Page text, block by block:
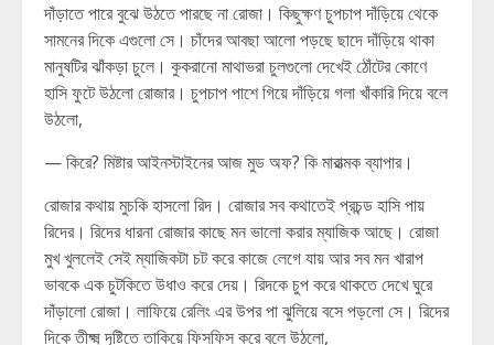
দাঁড়াতে পারে বুঝে উঠতে পারছে না রোজা। কিছুক্ষণ চুপচাপ দাঁড়িয়ে থেকে
সামনের দিকে এগুলো সে। চাঁদের আবছা আলো পড়ছে ছাদে দাঁড়িয়ে থাকা
মানুষটির ঝাঁকড়া চুলে। কুকরানো মাথাভরা চুলগুলো দেখেই ঠোঁটের কোণে
হাসি ফুটে উঠলো রোজার। চুপচাপ পাশে গিয়ে দাঁড়িয়ে গলা খাঁকারি দিয়ে বলে
উঠলো,
— কিরে? মিষ্টার আইনস্টাইনের আজ মুড অফ? কি মারাত্মক ব্যাপার।
রোজার কথায় মুচকি হাসলো রিদ। রোজার সব কথাতেই প্রচন্ড হাসি পায়
রিদের। রিদের ধারনা রোজার কাছে মন ভালো করার ম্যাজিক আছে। রোজা
মুখ খুললেই সেই ম্যাজিকটা চট করে কাজে লেগে যায় আর সব মন খারাপ
ভাবকে এক চুটকিতে উধাও করে দেয়। রিদকে চুপ করে থাকতে দেখে ঘুরে
দাঁড়ালো রোজা। লাফিয়ে রেলিং এর উপর পা ঝুলিয়ে বসে পড়লো সে। রিদের
দিকে তীক্ষ্ম দৃষ্টিতে তাকিয়ে ফিসফিস করে বলে উঠলো,